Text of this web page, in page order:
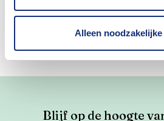
Alleen
Online
Blijf op de hoogte